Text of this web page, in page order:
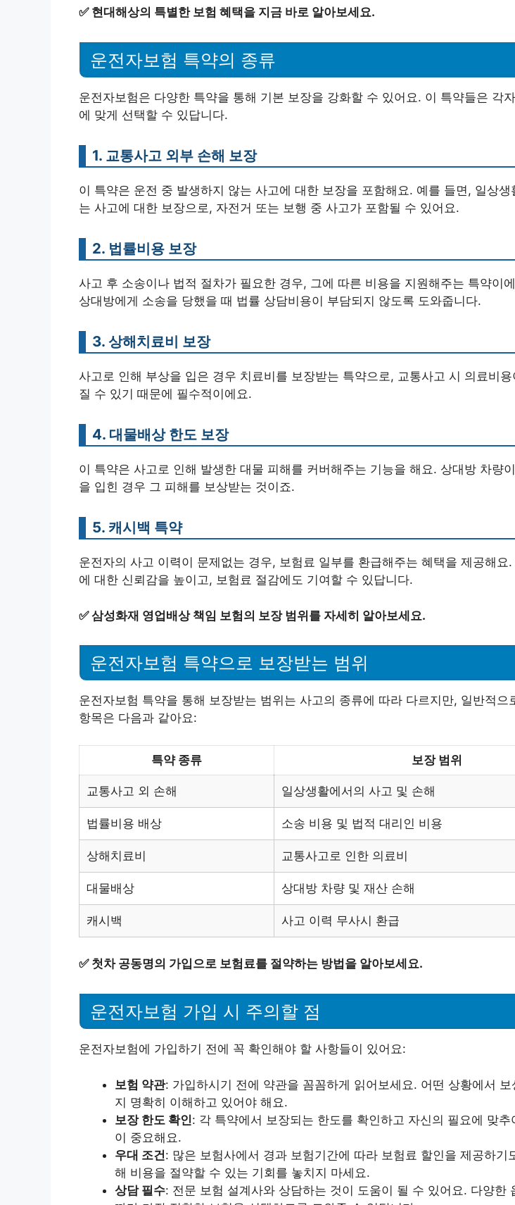
✅ 현대해상의 특별한 보험 혜택을 지금 바로 알아보세요.
운전자보험 특약의 종류
운전자보험은 다양한 특약을 통해 기본 보장을 강화할 수 있어요. 이 특약들은 각
에 맞게 선택할 수 있답니다.
1. 교통사고 외부 손해 보장
이 특약은 운전 중 발생하지 않는 사고에 대한 보장을 포함해요. 예를 들면, 일상생
는 사고에 대한 보장으로, 자전거 또는 보행 중 사고가 포함될 수 있어요.
2. 법률비용 보장
사고 후 소송이나 법적 절차가 필요한 경우, 그에 따른 비용을 지원해주는 특약이
상대방에게 소송을 당했을 때 법률 상담비용이 부담되지 않도록 도와줍니다.
3. 상해치료비 보장
사고로 인해 부상을 입은 경우 치료비를 보장받는 특약으로, 교통사고 시 의료비
질 수 있기 때문에 필수적이에요.
4. 대물배상 한도 보장
이 특약은 사고로 인해 발생한 대물 피해를 커버해주는 기능을 해요. 상대방 차량
을 입힌 경우 그 피해를 보상받는 것이죠.
5. 캐시백 특약
운전자의 사고 이력이 문제없는 경우, 보험료 일부를 환급해주는 혜택을 제공해요
에 대한 신뢰감을 높이고, 보험료 절감에도 기여할 수 있답니다.
✅삼성화재 영업배상 책임 보험의 보장 범위를 자세히 알아보세요.
운전자보험 특약으로 보장받는 범위
운전자보험 특약을 통해 보장받는 범위는 사고의 종류에 따라 다르지만, 일반적으
항목은 다음과 같아요:
특약 종류 보장 범위
교통사고 외 손해 일상생활에서의 사고 및 손해
법률비용 배상 소송 비용 및 법적 대리인 비용
상해치료비 교통사고로 인한 의료비
대물배상 상대방 차량 및 재산 손해
캐시백 사고 이력 무사시 환급
✅ 첫차 공동명의 가입으로 보험료를 절약하는 방법을 알아보세요.
운전자보험 가입 시 주의할 점
운전자보험에 가입하기 전에 꼭 확인해야 할 사항들이 있어요:
보험 약관: 가입하시기 전에 약관을 꼼꼼하게 읽어보세요. 어떤 상황에서 보
지 명확히 이해하고 있어야 해요.
보장 한도 확인: 각 특약에서 보장되는 한도를 확인하고 자신의 필요에 맞추
이 중요해요.
우대 조건: 많은 보험사에서 경과 보험기간에 따라 보험료 할인을 제공하기
해 비용을 절약할 수 있는 기회를 놓치지 마세요.
상담 필수: 전문 보험 설계사와 상담하는 것이 도움이 될 수 있어요. 다양한